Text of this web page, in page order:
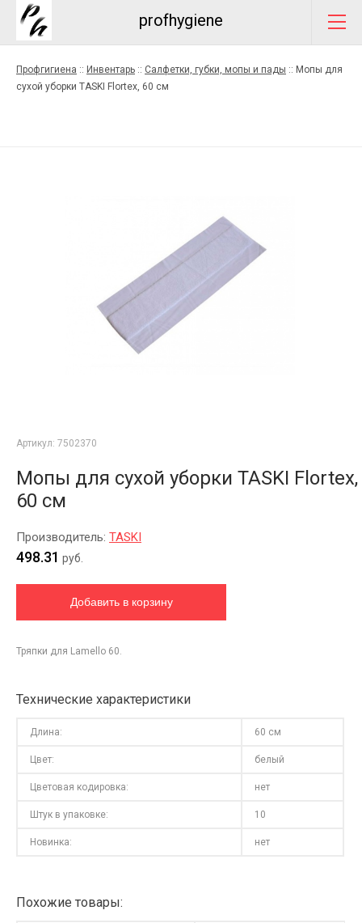
profhygiene
Профгигиена :: Инвентарь :: Салфетки, губки, мопы и пады :: Мопы для
сухой уборки TASKI Flortex, 60 см
Артикул: 7502370
Мопы для сухой уборки TASKI Flortex,
60 см
Производитель: TASKI
498.31 руб.
Тряпки для Lamello 60.
Технические характеристики
Длина: 60 см
Цвет: белый
Цветовая кодировка: нет
Штук в упаковке: 10
Новинка: нет
Похожие товары: